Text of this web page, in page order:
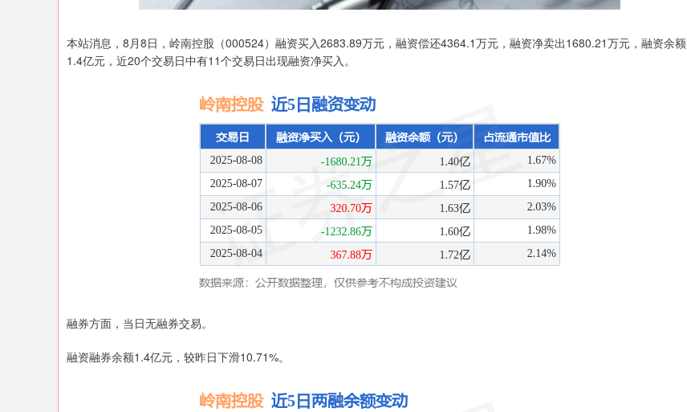
本站消息，8月8日，岭南控股（000524）融资买入2683.89万元，融资偿还4364.1万元，融资净卖出1680.21万元，融资余额
1.4亿元，近20个交易日中有11个交易日出现融资净买入。
融券方面，当日无融券交易。
融资融券余额1.4亿元，较昨日下滑10.71%。